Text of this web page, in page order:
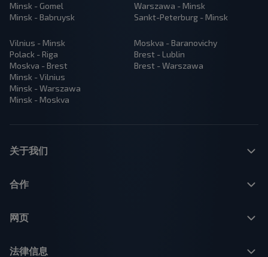
Minsk - Gomel
Minsk - Babruysk
Warszawa - Minsk
Sankt-Peterburg - Minsk
Vilnius - Minsk
Polack - Riga
Moskva - Brest
Minsk - Vilnius
Minsk - Warszawa
Minsk - Moskva
Moskva - Baranovichy
Brest - Lublin
Brest - Warszawa
关于我们
合作
网页
法律信息